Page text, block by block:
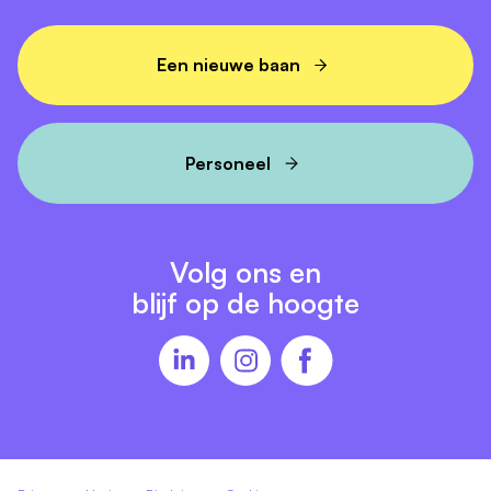
Een verpleegkundige opleiding op mbo-niveau 4
Een geldige BIG-registratie
en schriftelijke communicatie
Handigheid met computers en affiniteit met
Wat krijg je van ons?
Een uitdagende en diverse rol waarin jouw
verpleegkundige kennis en deskundigheid volledig tot
hun recht komen. Daarnaast hebben we veel
Een nieuwe baan
Personeel
Volg ons en
blijf op de hoogte